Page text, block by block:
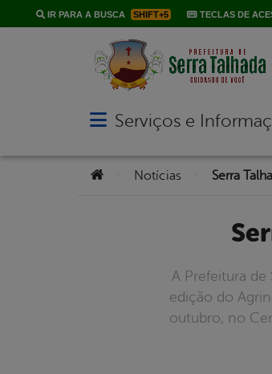
IR PARA A BUSCA SHIFT+5 TECLAS DE
Abrir menu principal de
Serviços e
Você está aqui:
Notícias
A Prefeitura de
edição do
outubro, no